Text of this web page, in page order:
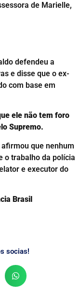
de Marielle,
defendeu a
e disse que o ex-
com base em
ele não tem foro
Supremo.
que nenhum
o trabalho da polícia
e executor do
Brasil
socias!